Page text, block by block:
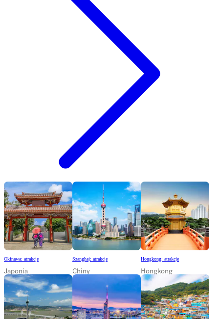
Okinawa: atrakcje
Japonia
Szanghaj: atrakcje
Chiny
Hongkong: atrakcje
Hongkong